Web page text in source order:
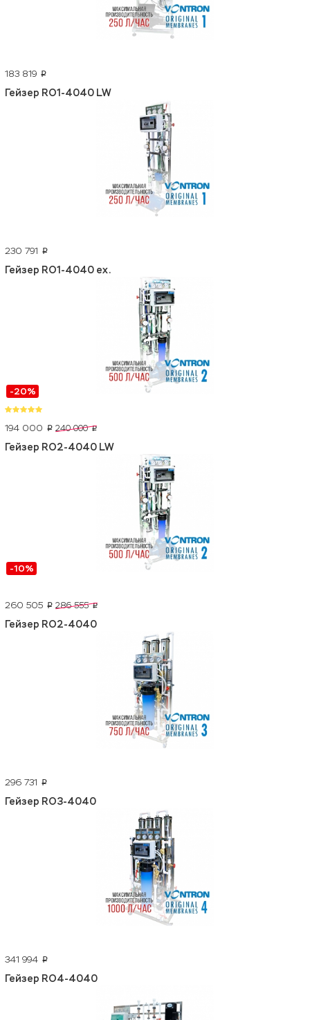
183 819 p
Гейзер RO1-4040 LW
230 791 p
Гейзер RO1-4040 ex.
-20%
194 000 p 240 000 p
Гейзер RO2-4040 LW
-10%
260 505 p 286 555 p
Гейзер RO2-4040
296 731 p
Гейзер RO3-4040
341 994 p
Гейзер RO4-4040